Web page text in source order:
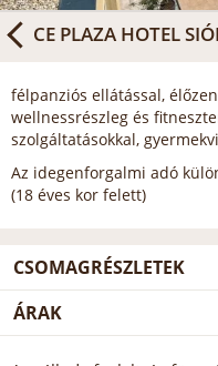
CE PLAZA HOTEL
félpanziós ellátással,
wellnessrészleg és
szolgáltatásokkal,
Az idegenforgalmi adó
(18 éves kor felett)
CSOMAGRÉSZLETEK
ÁRAK